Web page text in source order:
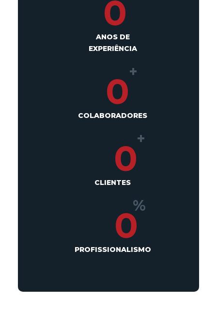
0
ANOS DE
EXPERIÊNCIA
0+
COLABORADORES
0+
CLIENTES
0%
PROFISSIONALISMO